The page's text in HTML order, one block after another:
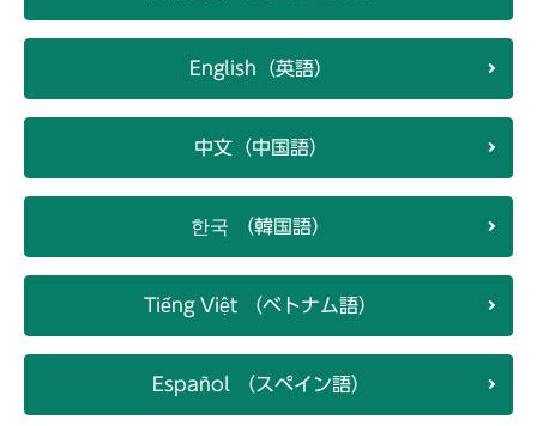
English（英語）
中文（中国語）
한국 （韓国語）
Tiếng Việt （ベトナム語）
Español （スペイン語）